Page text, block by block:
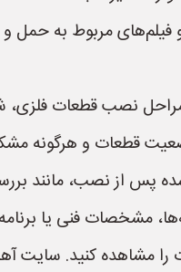
مربوط به حمل
از نصب، مانند